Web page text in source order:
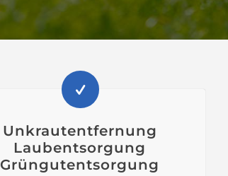
Unkrautentfernung
Laubentsorgung
Grüngutentsorgung